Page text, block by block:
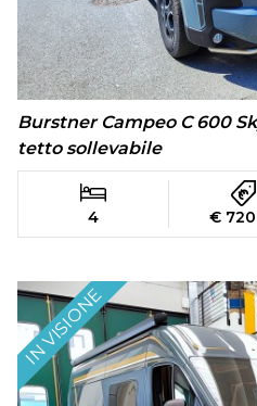
Burstner Campeo C 600
tetto sollevabile
4 €
IN VISIONE